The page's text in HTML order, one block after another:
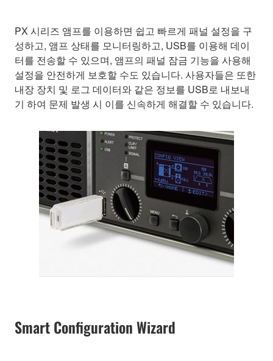
PX 시리즈 앰프를 이용하면 쉽고 빠르게 패널 설정을 구
성하고, 앰프 상태를 모니터링하고, USB를 이용해 데이
터를 전송할 수 있으며, 앰프의 패널 잠금 기능을 사용해
설정을 안전하게 보호할 수도 있습니다. 사용자들은 또한
내장 장치 및 로그 데이터와 같은 정보를 USB로 내보내
기 하여 문제 발생 시 이를 신속하게 해결할 수 있습니다.
Smart Configuration Wizard